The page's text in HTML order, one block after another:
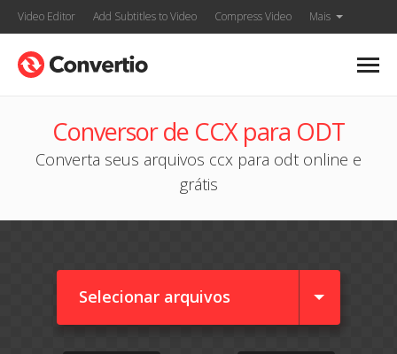
Video Editor Add Subtitles to Video Compress Video Mais
Conversor de CCX para ODT
Converta seus arquivos ccx para odt online e
grátis
Selecionar arquivos